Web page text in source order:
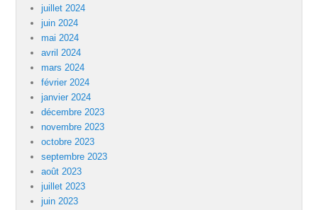
juillet 2024
juin 2024
mai 2024
avril 2024
mars 2024
février 2024
janvier 2024
décembre 2023
novembre 2023
octobre 2023
septembre 2023
août 2023
juillet 2023
juin 2023